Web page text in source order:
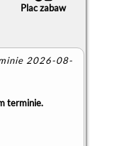
Plac zabaw
2026-08-
terminie.